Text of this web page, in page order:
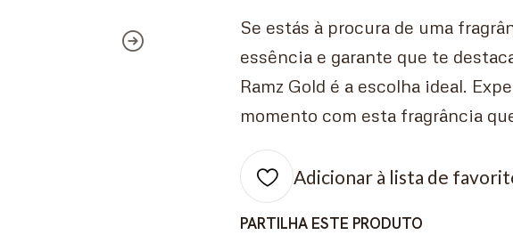
Se estás à procura de uma
essência e garante que te
Ramz Gold é a escolha ideal.
momento com esta fragrância
Adicionar à lista de
PARTILHA ESTE PRODUTO